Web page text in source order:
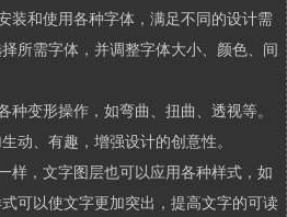
装和使用各种字体，满足不同的设计需
所需字体，并调整字体大小、颜色、间
种变形操作，如弯曲、扭曲、透视等。
动、有趣，增强设计的创意性。
样，文字图层也可以应用各种样式，如
可以使文字更加突出，提高文字的可读